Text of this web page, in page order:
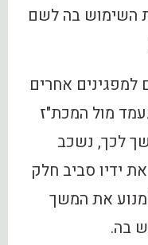
השימוש בה לשם
אחרים
מול המכת"ז
לכך, נשכב
ידיו סביב חלק
את המשך
בה.